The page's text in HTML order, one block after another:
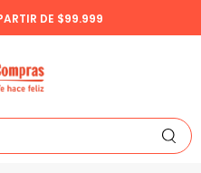
DE $99.999